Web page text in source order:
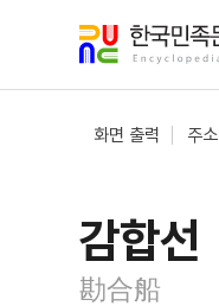
화면 출력 주
감합선
勘合船